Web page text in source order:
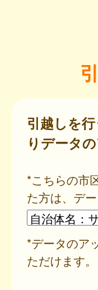
引越しを
りデータ
*こちらの市
た方は、デ
*データのア
ただけます。